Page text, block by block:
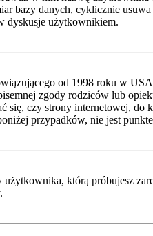
bazy danych, cyklicznie
dyskusje użytkownikiem.
od 1998 roku w
zgody rodziców lub
się, czy strony internetowej,
przypadków, nie jest
którą próbujesz